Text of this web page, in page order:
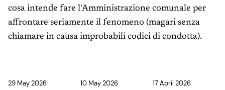
cosa intende fare l'Amministrazione comunale per
affrontare seriamente il fenomeno (magari senza
chiamare in causa improbabili codici di condotta).
29 May 2026
10 May 2026
17 April 2026